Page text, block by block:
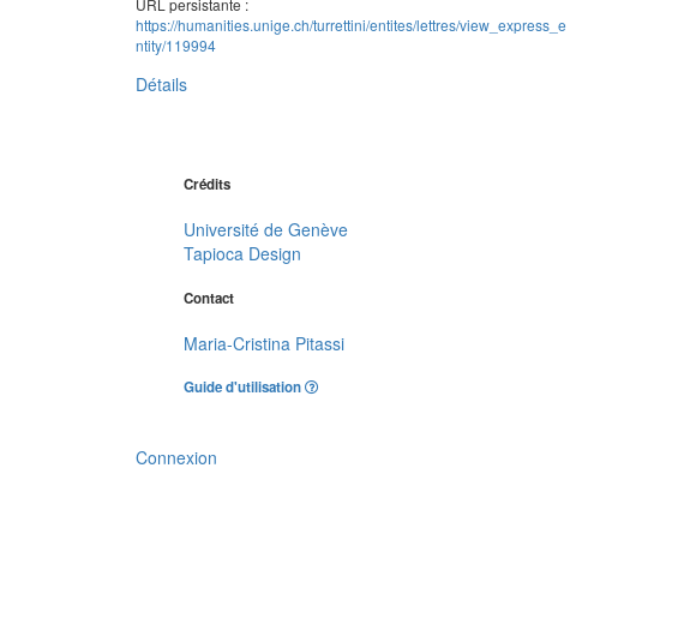
https://humanities.unige.ch/turrettini/entites/lettres/view_express_e
ntity/119994
Détails
Crédits
Université de Genève
Tapioca Design
Contact
Maria-Cristina Pitassi
Guide d'utilisation
Connexion